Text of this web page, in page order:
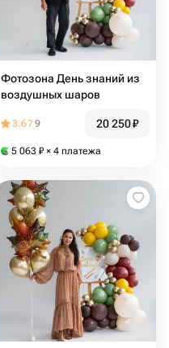
Фотозона День знаний из
воздушных шаров
3.679 20 250₽
5 063 ₽ × 4 платежа